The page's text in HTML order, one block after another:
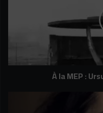
À la MEP :